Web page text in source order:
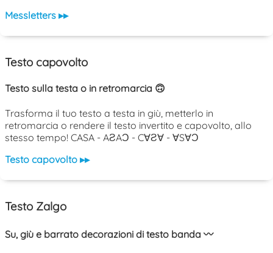
Messletters ▸▸
Testo capovolto
Testo sulla testa o in retromarcia 🙃
Trasforma il tuo testo a testa in giù, metterlo in
retromarcia o rendere il testo invertito e capovolto, allo
stesso tempo! CASA - AƧAƆ - C∀Ƨ∀ - ∀S∀Ɔ
Testo capovolto ▸▸
Testo Zalgo
Su, giù e barrato decorazioni di testo banda 〰️